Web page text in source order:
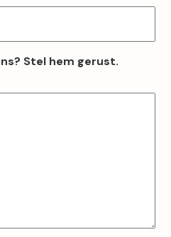
Stel hem gerust.